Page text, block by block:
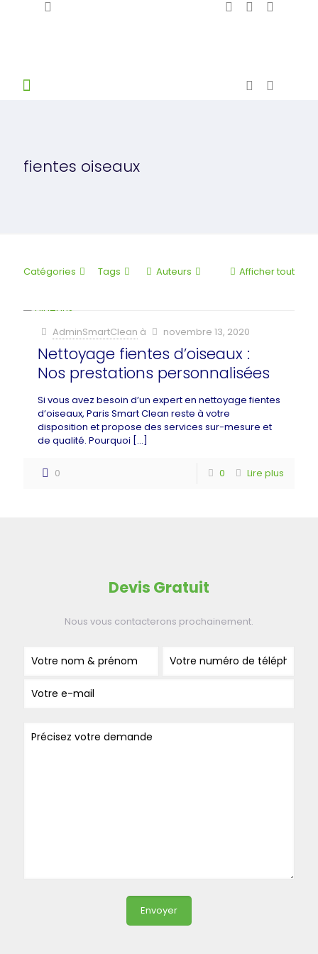
fientes oiseaux
Catégories Tags Auteurs Afficher tout
AdminSmartClean à novembre 13, 2020
Nettoyage fientes d’oiseaux :
Nos prestations personnalisées
Si vous avez besoin d’un expert en nettoyage fientes
d’oiseaux, Paris Smart Clean reste à votre
disposition et propose des services sur-mesure et
de qualité. Pourquoi […]
0 0 Lire plus
Devis Gratuit
Nous vous contacterons prochainement.